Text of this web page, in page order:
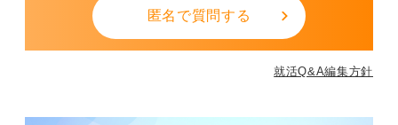
ネットの情報だけで判断せず、実際の現場や社員の声を
参考に、自分の働き方や価値観に合うかを確認すること
匿名で質問する
就活Q&A編集方針